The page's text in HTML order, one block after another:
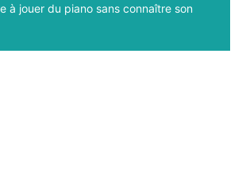
à jouer du piano sans connaître son